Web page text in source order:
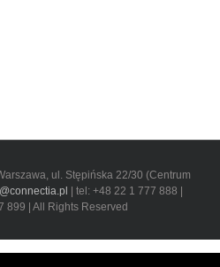
ul. Stępińska 22/30 (Centrum
| tel: +48 22 1 777 888 |
899 | All Rights Reserved